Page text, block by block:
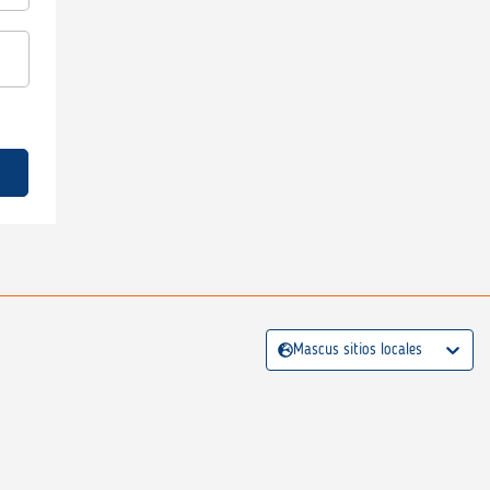
Mascus sitios locales